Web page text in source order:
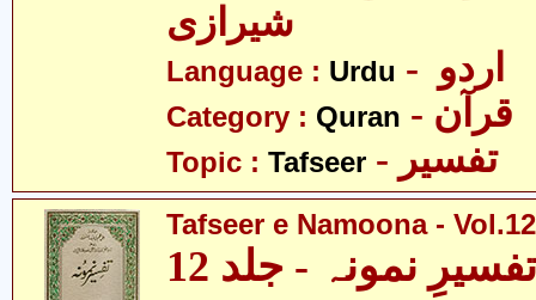
شیرازی
Language : Urdu
Category : Quran - قرآن
Topic : Tafseer - تفسیر
Tafseer e Namoona - Vol.12
تفسیرِ نمونہ - جلد 12